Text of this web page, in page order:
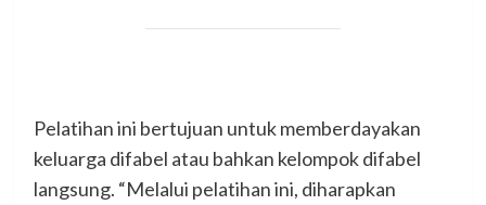
Pelatihan ini bertujuan untuk memberdayakan
keluarga difabel atau bahkan kelompok difabel
langsung. “Melalui pelatihan ini, diharapkan